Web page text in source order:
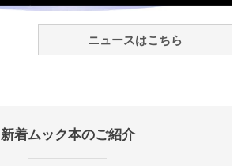
ニュースはこちら
新着ムック本のご紹介